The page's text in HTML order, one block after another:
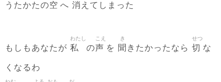
うたかたの空 へ 消 えてしまった
もしもあなたが 私
わたし
の声
こえ
を 聞
き
きたかったなら 切
せつ
な
くなるわ